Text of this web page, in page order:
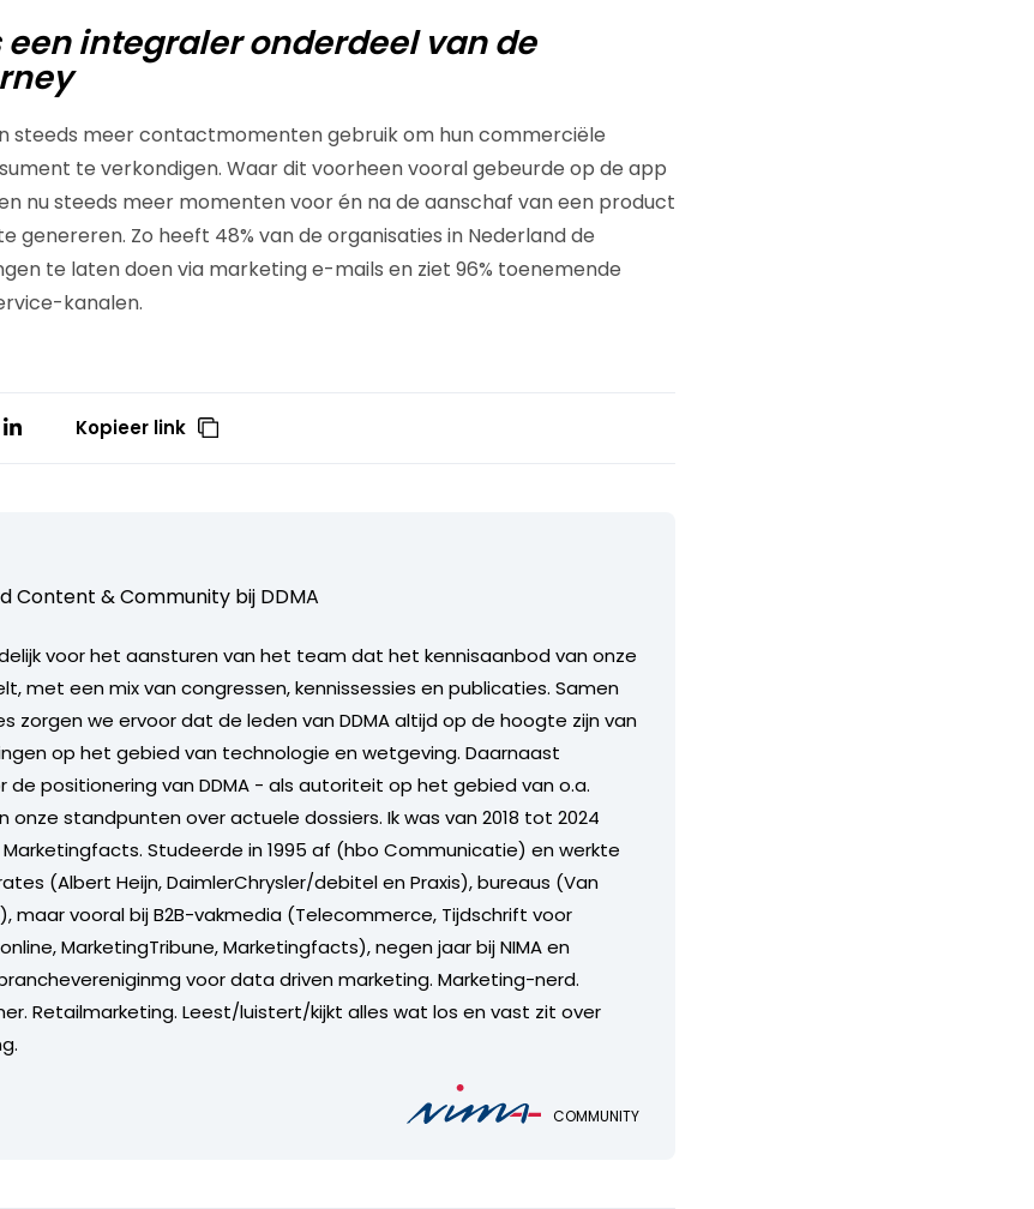
integraler onderdeel van de
steeds meer contactmomenten gebruik om hun commerciële
te verkondigen. Waar dit voorheen vooral gebeurde op de app
nu steeds meer momenten voor én na de aanschaf van een product
genereren. Zo heeft 48% van de organisaties in Nederland de
te laten doen via marketing e-mails en ziet 96% toenemende
kanalen.
Kopieer link
Content & Community bij DDMA
voor het aansturen van het team dat het kennisaanbod van onze
met een mix van congressen, kennissessies en publicaties. Samen
zorgen we ervoor dat de leden van DDMA altijd op de hoogte zijn van
op het gebied van technologie en wetgeving. Daarnaast
de positionering van DDMA - als autoriteit op het gebied van o.a.
onze standpunten over actuele dossiers. Ik was van 2018 tot 2024
Studeerde in 1995 af (hbo Communicatie) en werkte
(Albert Heijn, DaimlerChrysler/debitel en Praxis), bureaus (Van
maar vooral bij B2B-vakmedia (Telecommerce, Tijdschrift voor
MarketingTribune, Marketingfacts), negen jaar bij NIMA en
voor data driven marketing. Marketing-nerd.
Retailmarketing. Leest/luistert/kijkt alles wat los en vast zit over
COMMUNITY